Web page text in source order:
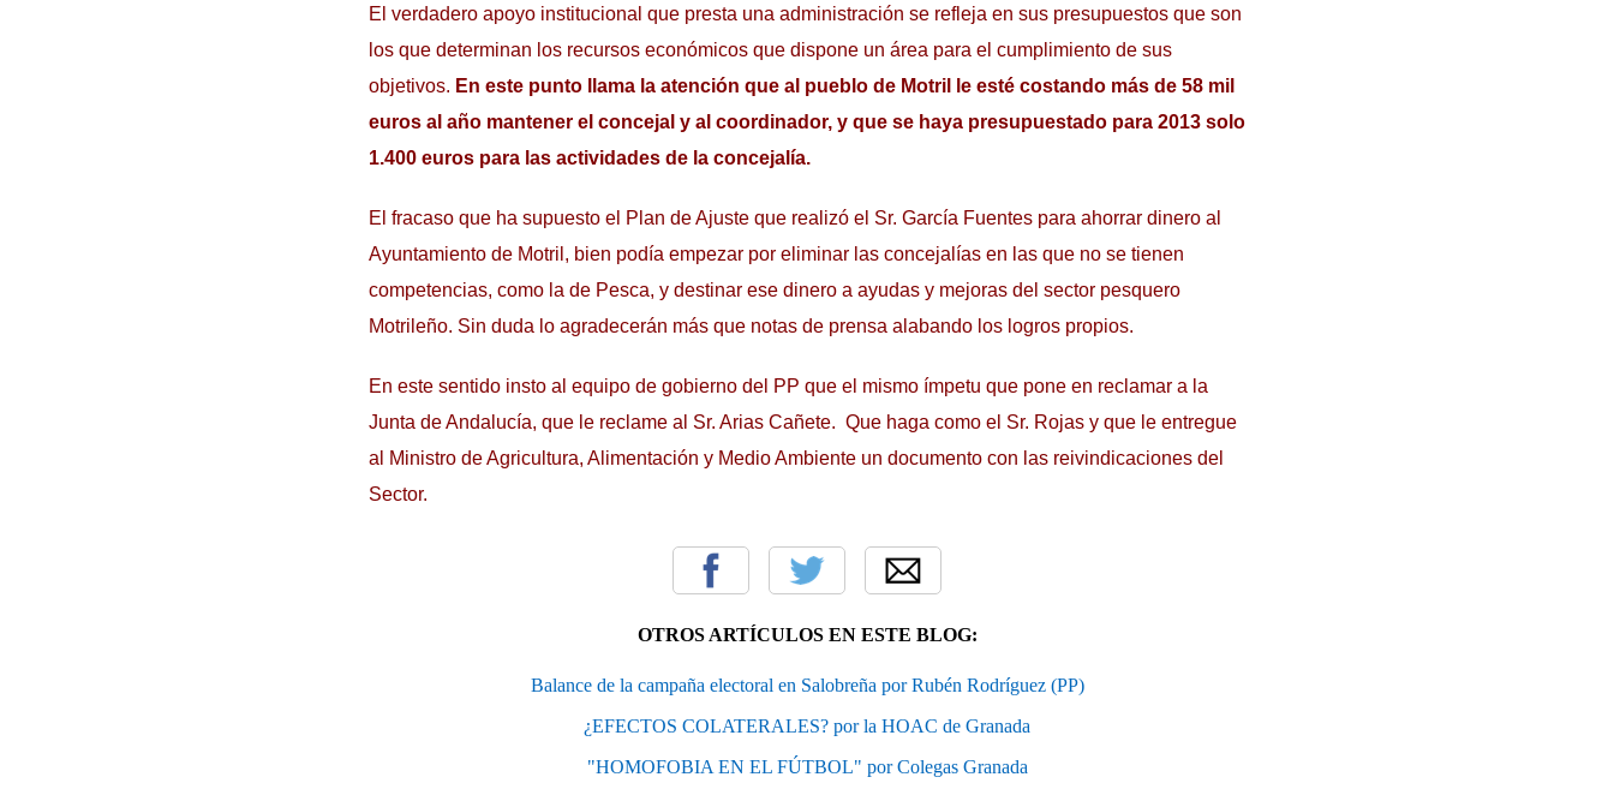
El verdadero apoyo institucional que presta una administración se refleja en sus presupuestos que son
los que determinan los recursos económicos que dispone un área para el cumplimiento de sus
objetivos. En este punto llama la atención que al pueblo de Motril le esté costando más de 58 mil
euros al año mantener el concejal y al coordinador, y que se haya presupuestado para 2013 solo
1.400 euros para las actividades de la concejalía.
El fracaso que ha supuesto el Plan de Ajuste que realizó el Sr. García Fuentes para ahorrar dinero al
Ayuntamiento de Motril, bien podía empezar por eliminar las concejalías en las que no se tienen
competencias, como la de Pesca, y destinar ese dinero a ayudas y mejoras del sector pesquero
Motrileño. Sin duda lo agradecerán más que notas de prensa alabando los logros propios.
En este sentido insto al equipo de gobierno del PP que el mismo ímpetu que pone en reclamar a la
Junta de Andalucía, que le reclame al Sr. Arias Cañete. Que haga como el Sr. Rojas y que le entregue
al Ministro de Agricultura, Alimentación y Medio Ambiente un documento con las reivindicaciones del
Sector.
OTROS ARTÍCULOS EN ESTE BLOG:
Balance de la campaña electoral en Salobreña por Rubén Rodríguez (PP)
¿EFECTOS COLATERALES? por la HOAC de Granada
"HOMOFOBIA EN EL FÚTBOL" por Colegas Granada